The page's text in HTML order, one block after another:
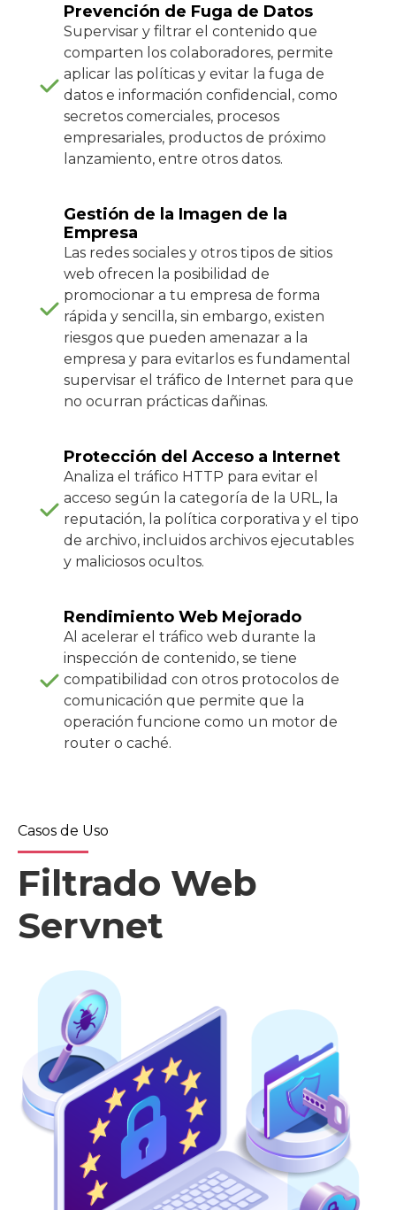
Prevención de Fuga de Datos
Supervisar y filtrar el contenido que
comparten los colaboradores, permite
aplicar las políticas y evitar la fuga de
datos e información confidencial, como
secretos comerciales, procesos
empresariales, productos de próximo
lanzamiento, entre otros datos.
Gestión de la Imagen de la
Empresa
Las redes sociales y otros tipos de sitios
web ofrecen la posibilidad de
promocionar a tu empresa de forma
rápida y sencilla, sin embargo, existen
riesgos que pueden amenazar a la
empresa y para evitarlos es fundamental
supervisar el tráfico de Internet para que
no ocurran prácticas dañinas.
Protección del Acceso a Internet
Analiza el tráfico HTTP para evitar el
acceso según la categoría de la URL, la
reputación, la política corporativa y el tipo
de archivo, incluidos archivos ejecutables
y maliciosos ocultos.
Rendimiento Web Mejorado
Al acelerar el tráfico web durante la
inspección de contenido, se tiene
compatibilidad con otros protocolos de
comunicación que permite que la
operación funcione como un motor de
router o caché.
Casos de Uso
Filtrado Web
Servnet